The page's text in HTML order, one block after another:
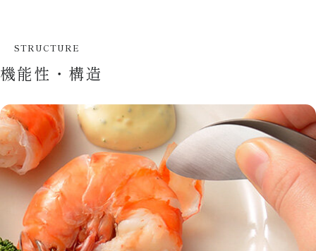
STRUCTURE
機能性・構造